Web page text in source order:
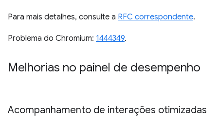
Para mais detalhes, consulte a RFC correspondente.
Problema do Chromium: 1444349.
Melhorias no painel de desempenho
Acompanhamento de interações otimizadas